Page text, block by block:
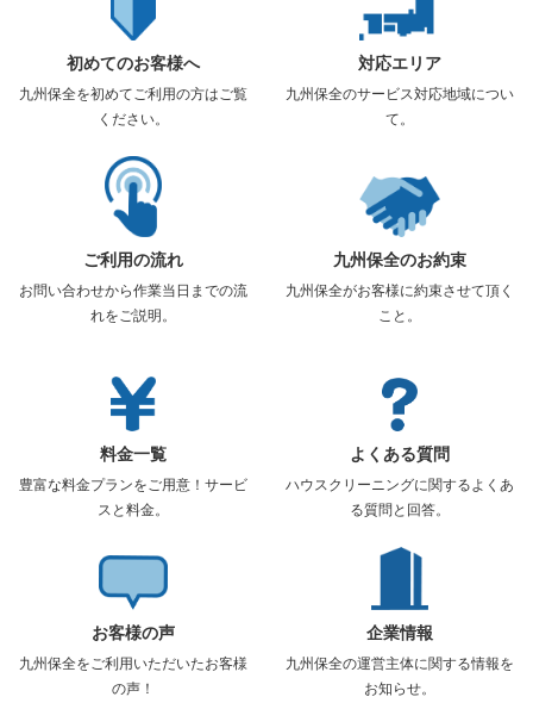
初めてのお客様へ
九州保全を初めてご利用の方はご覧
ください。
対応エリア
九州保全のサービス対応地域につい
て。
ご利用の流れ
お問い合わせから作業当日までの流
れをご説明。
九州保全のお約束
九州保全がお客様に約束させて頂く
こと。
料金一覧
豊富な料金プランをご用意！サービ
スと料金。
よくある質問
ハウスクリーニングに関するよくあ
る質問と回答。
お客様の声
九州保全をご利用いただいたお客様
の声！
企業情報
九州保全の運営主体に関する情報を
お知らせ。